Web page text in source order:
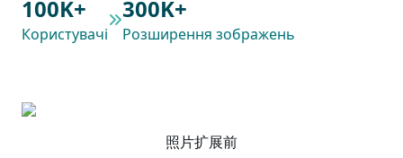
100K+
Користувачі
300K+
Розширення зображень
照片扩展前